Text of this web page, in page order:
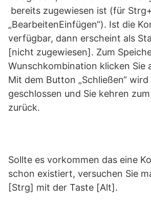
bereits zugewiesen ist (für
„BearbeitenEinfügen“). Ist die
verfügbar, dann erscheint als
[nicht zugewiesen]. Zum
Wunschkombination klicken Sie
Mit dem Button „Schließen“
geschlossen und Sie kehren
zurück.
Sollte es vorkommen das eine
schon existiert, versuchen Sie
[Strg] mit der Taste [Alt].